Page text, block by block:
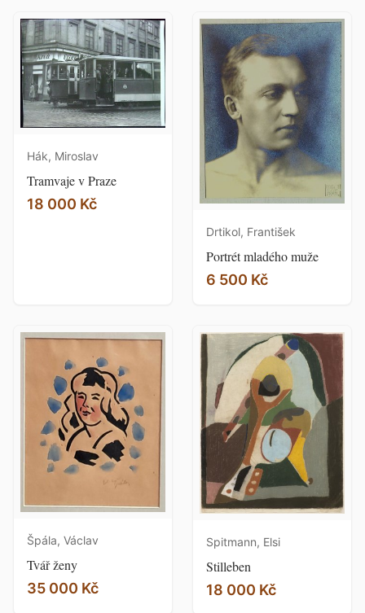
Hák, Miroslav
Tramvaje v Praze
18 000 Kč
Drtikol, František
Portrét mladého muže
6 500 Kč
Špála, Václav
Tvář ženy
35 000 Kč
Spitmann, Elsi
Stilleben
18 000 Kč